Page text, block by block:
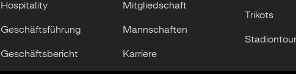
Hospitality
Geschäftsführung
Geschäftsbericht
Mitgliedschaft
Mannschaften
Karriere
Trikots